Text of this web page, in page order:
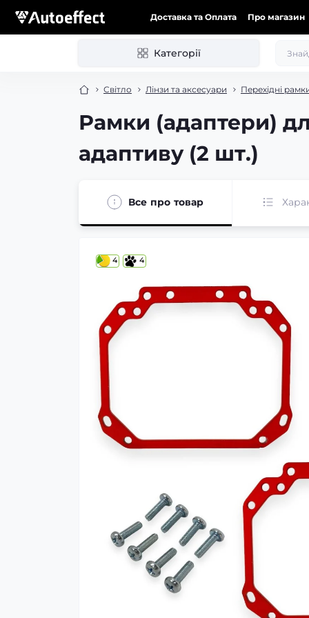
Доставка та Оплата Про магазин
Категорії
Світло Лінзи та аксесуари Перехідні
Рамки (адаптери)
адаптиву (2 шт.)
Все про товар
4 4